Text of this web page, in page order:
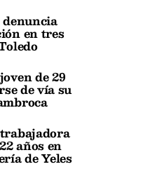
en tres
de 29
de vía su
años en
de Yeles